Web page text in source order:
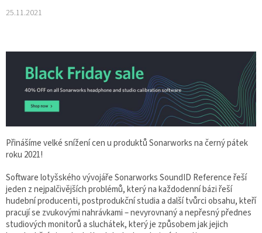
25.11.2021
Přinášíme velké snížení cen u produktů Sonarworks na černý pátek
roku 2021!
Software lotyšského vývojáře Sonarworks SoundID Reference řeší
jeden z nejpalčivějších problémů, který na každodenní bázi řeší
hudební producenti, postprodukční studia a další tvůrci obsahu, kteří
pracují se zvukovými nahrávkami – nevyrovnaný a nepřesný přednes
studiových monitorů a sluchátek, který je způsobem jak jejich